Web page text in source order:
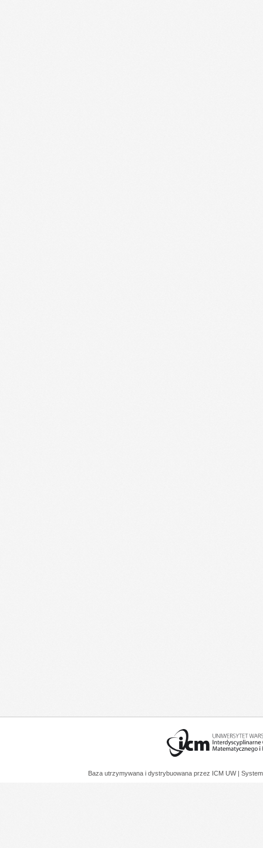
Baza utrzymywana i dystrybuowana przez ICM UW |